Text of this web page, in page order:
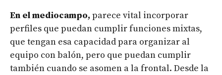
En el mediocampo, parece vital incorporar
perfiles que puedan cumplir funciones mixtas,
que tengan esa capacidad para organizar al
equipo con balón, pero que puedan cumplir
también cuando se asomen a la frontal. Desde la